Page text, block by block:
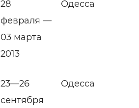
28
февраля —
03 марта
2013
Одесса
23—26
сентября
Одесса